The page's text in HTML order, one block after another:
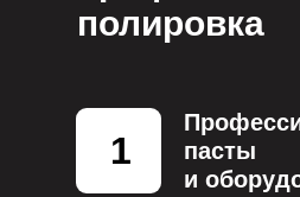
полировка
1
пасты
и